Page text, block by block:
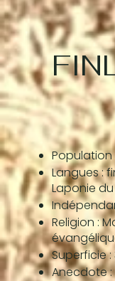
Population
Langues :
Laponie
Religion :
Superficie :
Anecdote